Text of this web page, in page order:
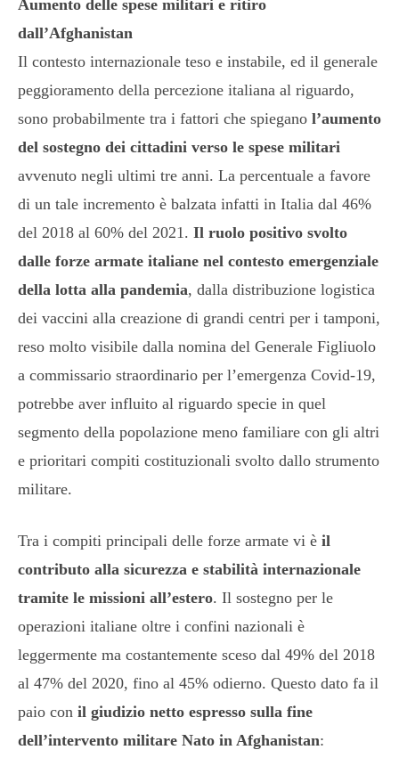
Aumento delle spese militari e ritiro
dall’Afghanistan
Il contesto internazionale teso e instabile, ed il generale
peggioramento della percezione italiana al riguardo,
sono probabilmente tra i fattori che spiegano l’aumento
del sostegno dei cittadini verso le spese militari
avvenuto negli ultimi tre anni. La percentuale a favore
di un tale incremento è balzata infatti in Italia dal 46%
del 2018 al 60% del 2021. Il ruolo positivo svolto
dalle forze armate italiane nel contesto emergenziale
della lotta alla pandemia, dalla distribuzione logistica
dei vaccini alla creazione di grandi centri per i tamponi,
reso molto visibile dalla nomina del Generale Figliuolo
a commissario straordinario per l’emergenza Covid-19,
potrebbe aver influito al riguardo specie in quel
segmento della popolazione meno familiare con gli altri
e prioritari compiti costituzionali svolto dallo strumento
militare.
Tra i compiti principali delle forze armate vi è il
contributo alla sicurezza e stabilità internazionale
tramite le missioni all’estero. Il sostegno per le
operazioni italiane oltre i confini nazionali è
leggermente ma costantemente sceso dal 49% del 2018
al 47% del 2020, fino al 45% odierno. Questo dato fa il
paio con il giudizio netto espresso sulla fine
dell’intervento militare Nato in Afghanistan: